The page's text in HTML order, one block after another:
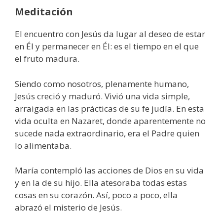
Meditación
El encuentro con Jesús da lugar al deseo de estar
en Él y permanecer en Él: es el tiempo en el que
el fruto madura.
Siendo como nosotros, plenamente humano,
Jesús creció y maduró. Vivió una vida simple,
arraigada en las prácticas de su fe judía. En esta
vida oculta en Nazaret, donde aparentemente no
sucede nada extraordinario, era el Padre quien
lo alimentaba.
María contempló las acciones de Dios en su vida
y en la de su hijo. Ella atesoraba todas estas
cosas en su corazón. Así, poco a poco, ella
abrazó el misterio de Jesús.